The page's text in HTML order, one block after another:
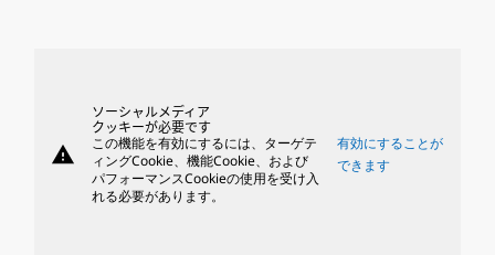
warning
ソーシャルメディア
クッキーが必要です
この機能を有効にするには、ターゲテ
ィングCookie、機能Cookie、および
パフォーマンスCookieの使用を受け入
れる必要があります。
有効にすることが
できます